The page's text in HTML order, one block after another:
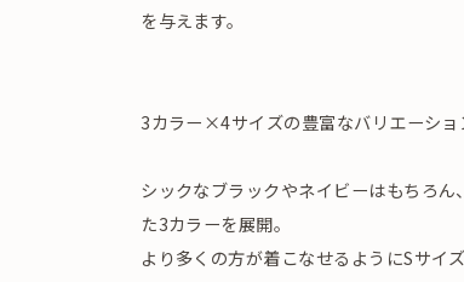
を与えます。
3カラー×4サイズの豊富なバリエーショ
シックなブラックやネイビーはもちろ
た3カラーを展開。
より多くの方が着こなせるようにSサイ